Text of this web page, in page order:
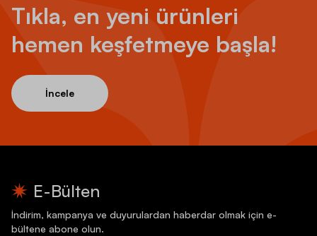
Tıkla, en yeni ürünleri
hemen keşfetmeye başla!
İncele
E-Bülten
İndirim, kampanya ve duyurulardan haberdar olmak için e-
bültene abone olun.